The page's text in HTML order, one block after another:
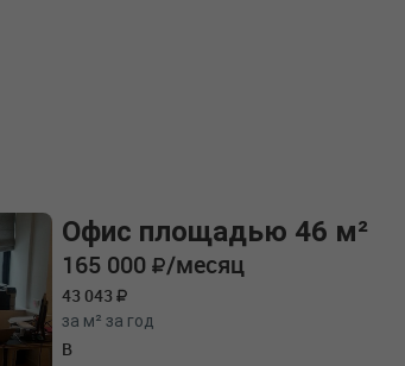
Офис площадью 46 м²
165 000 /месяц
43 043
за м² за год
B